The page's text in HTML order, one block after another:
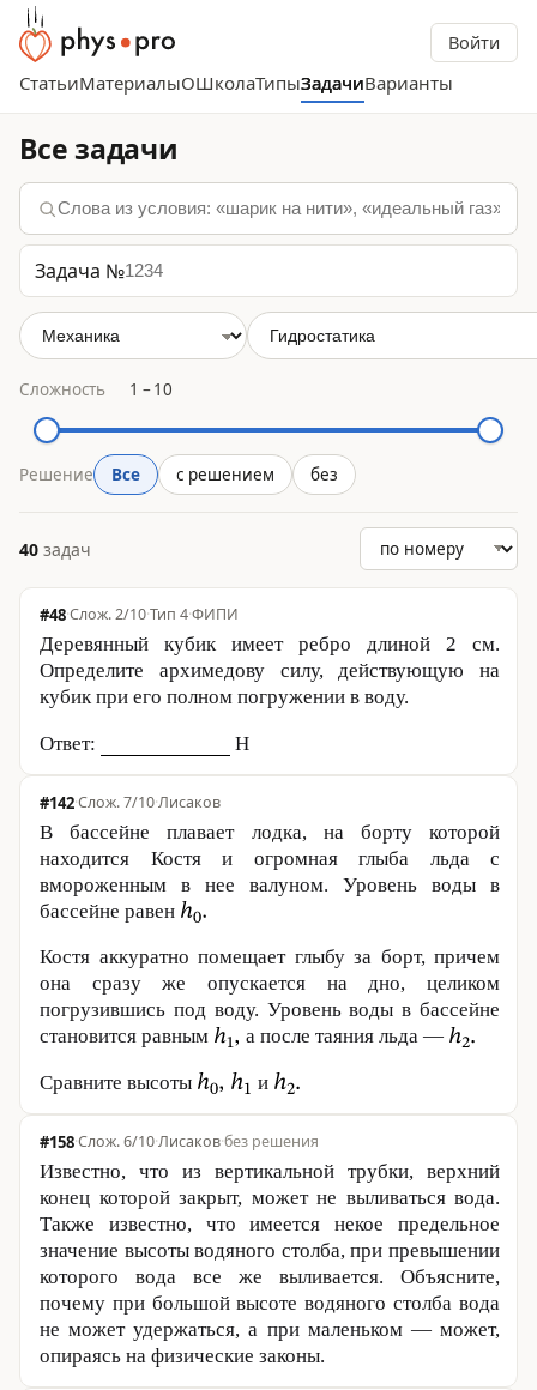
Войти
СтатьиМатериалыОШколаТипыЗадачиВарианты
Все задачи
Задача №
Сложность 1 –10
Решение Все с решением без
40 задач
#48· 2/10·Тип 4·ФИПИ
Деревянный кубик имеет ребро длиной 2 см.
Определите архимедову силу, действующую на
кубик при его полном погружении в воду.
Ответ: Н
#142· 7/10·Лисаков
В бассейне плавает лодка, на борту которой
находится Костя и огромная глыба льда с
вмороженным в нее валуном. Уровень воды в
бассейне равен
Костя аккуратно помещает глыбу за борт, причем
она сразу же опускается на дно, целиком
погрузившись под воду. Уровень воды в бассейне
становится равным
а после таяния льда —
Сравните высоты и
#158· 6/10·Лисаков·без решения
Известно, что из вертикальной трубки, верхний
конец которой закрыт, может не выливаться вода.
Также известно, что имеется некое предельное
значение высоты водяного столба, при превышении
которого вода все же выливается. Объясните,
почему при большой высоте водяного столба вода
не может удержаться, а при маленьком — может,
опираясь на физические законы.